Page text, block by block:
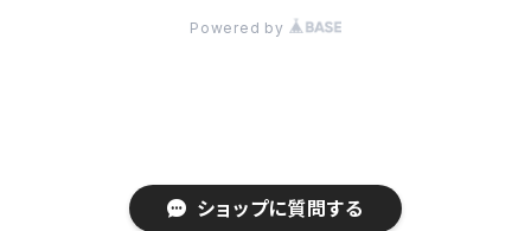
ショップに質問する
Powered by